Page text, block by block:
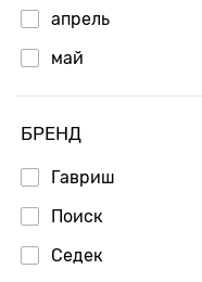
апрель
май
БРЕНД
Гавриш
Поиск
Седек